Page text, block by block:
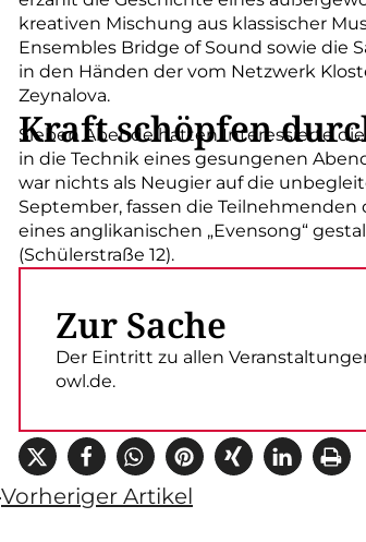
kreativen Mischung aus klassischer
Ensembles Bridge of Sound sowie die
in den Händen der vom Netzwerk
Zeynalova.
Kraft schöpfen
Sieben Abende hatten Interessierte
in die Technik eines gesungenen
war nichts als Neugier auf die
September, fassen die
eines anglikanischen „Evensong“
(Schülerstraße 12).
Zur Sache
Der Eintritt zu allen
owl.de.
Vorheriger Artikel